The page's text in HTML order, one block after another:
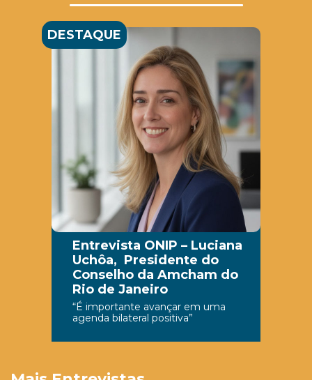
Entrevista ONIP – Luciana
Uchôa, Presidente do
Conselho da Amcham do
Rio de Janeiro
“É importante avançar em uma
agenda bilateral positiva”